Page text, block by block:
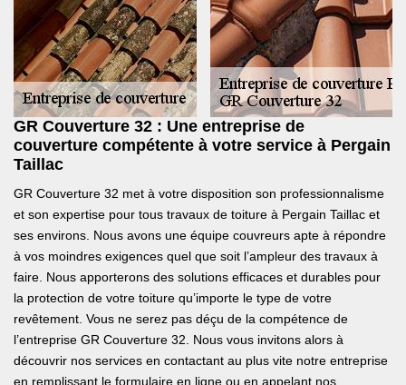
GR Couverture 32 : Une entreprise de
couverture compétente à votre service à Pergain
Taillac
GR Couverture 32 met à votre disposition son professionnalisme
et son expertise pour tous travaux de toiture à Pergain Taillac et
ses environs. Nous avons une équipe couvreurs apte à répondre
à vos moindres exigences quel que soit l’ampleur des travaux à
faire. Nous apporterons des solutions efficaces et durables pour
la protection de votre toiture qu’importe le type de votre
revêtement. Vous ne serez pas déçu de la compétence de
l’entreprise GR Couverture 32. Nous vous invitons alors à
découvrir nos services en contactant au plus vite notre entreprise
en remplissant le formulaire en ligne ou en appelant nos